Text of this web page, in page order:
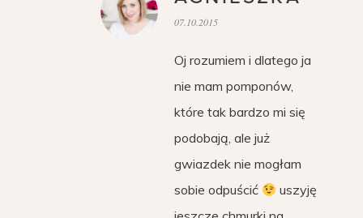
07.10.2015
Oj rozumiem i dlatego ja
nie mam pomponów,
które tak bardzo mi się
podobają, ale już
gwiazdek nie mogłam
sobie odpuścić
uszyję